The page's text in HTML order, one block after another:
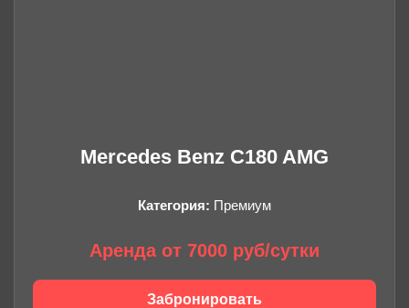
Mercedes Benz C180 AMG
Категория: Премиум
Аренда от 7000 руб/сутки
Забронировать